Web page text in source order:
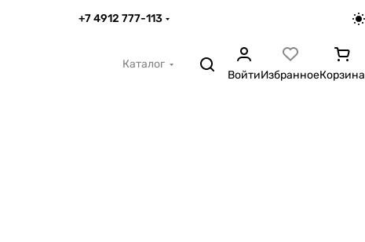
+7 4912 777-113
Каталог
ВойтиИзбранноеКорзина